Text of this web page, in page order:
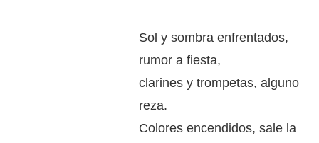
Sol y sombra enfrentados,
rumor a fiesta,
clarines y trompetas, alguno
reza.
Colores encendidos, sale la